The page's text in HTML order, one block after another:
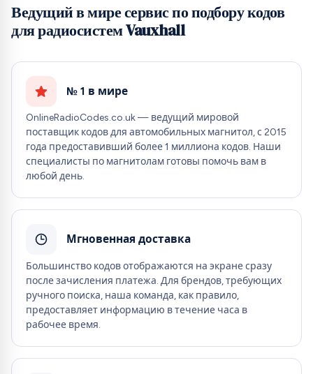
Ведущий в мире сервис по подбору кодов
для радиосистем Vauxhall
№ 1 в мире
OnlineRadioCodes.co.uk — ведущий мировой
поставщик кодов для автомобильных магнитол, с 2015
года предоставивший более 1 миллиона кодов. Наши
специалисты по магнитолам готовы помочь вам в
любой день.
Мгновенная доставка
Большинство кодов отображаются на экране сразу
после зачисления платежа. Для брендов, требующих
ручного поиска, наша команда, как правило,
предоставляет информацию в течение часа в
рабочее время.